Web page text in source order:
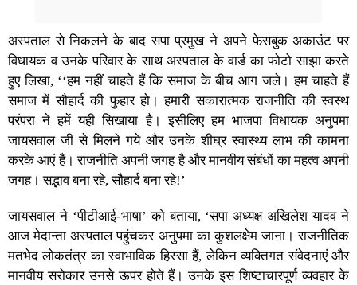
अस्पताल से निकलने के बाद सपा प्रमुख ने अपने फेसबुक अकाउंट पर
विधायक व उनके परिवार के साथ अस्पताल के वार्ड का फोटो साझा करते
हुए लिखा, ‘‘हम नहीं चाहते हैं कि समाज के बीच आग जले। हम चाहते हैं
समाज में सौहार्द की फुहार हो। हमारी सकारात्मक राजनीति की स्वस्थ
परंपरा ने हमें यही सिखाया है। इसीलिए हम भाजपा विधायक अनुपमा
जायसवाल जी से मिलने गये और उनके शीघ्र स्वास्थ्य लाभ की कामना
करके आएं हैं। राजनीति अपनी जगह है और मानवीय संबंधों का महत्व अपनी
जगह। सद्भाव बना रहे, सौहार्द बना रहे!’
जायसवाल ने ‘पीटीआई-भाषा’ को बताया, ‘सपा अध्यक्ष अखिलेश यादव ने
आज मेदान्ता अस्पताल पहुंचकर अनुपमा का कुशलक्षेम जाना। राजनीतिक
मतभेद लोकतंत्र का स्वाभाविक हिस्सा हैं, लेकिन व्यक्तिगत संवेदनाएं और
मानवीय सरोकार उनसे ऊपर होते हैं। उनके इस शिष्टाचारपूर्ण व्यवहार के